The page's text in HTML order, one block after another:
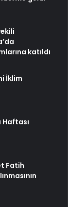
katıldı
İklim
Haftası
Fatih